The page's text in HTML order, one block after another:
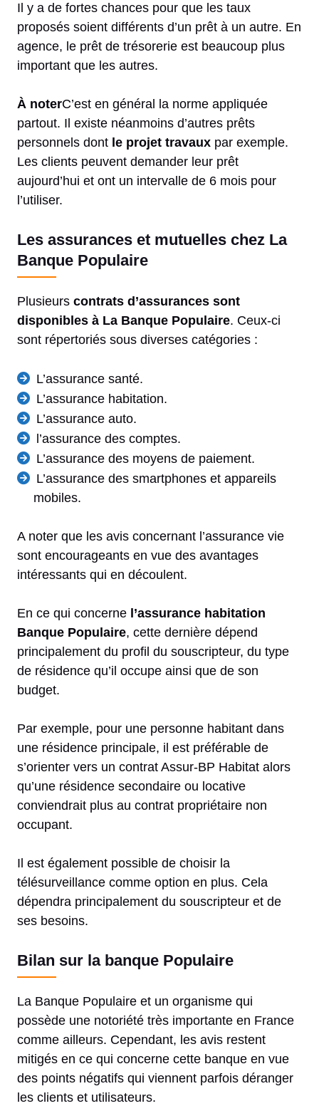
Il y a de fortes chances pour que les taux
proposés soient différents d’un prêt à un autre. En
agence, le prêt de trésorerie est beaucoup plus
important que les autres.
À noterC’est en général la norme appliquée
partout. Il existe néanmoins d’autres prêts
personnels dont le projet travaux par exemple.
Les clients peuvent demander leur prêt
aujourd’hui et ont un intervalle de 6 mois pour
l’utiliser.
Les assurances et mutuelles chez La
Banque Populaire
Plusieurs contrats d’assurances sont
disponibles à La Banque Populaire. Ceux-ci
sont répertoriés sous diverses catégories :
L’assurance santé.
L’assurance habitation.
L’assurance auto.
l’assurance des comptes.
L’assurance des moyens de paiement.
L’assurance des smartphones et appareils
mobiles.
A noter que les avis concernant l’assurance vie
sont encourageants en vue des avantages
intéressants qui en découlent.
En ce qui concerne l’assurance habitation
Banque Populaire, cette dernière dépend
principalement du profil du souscripteur, du type
de résidence qu’il occupe ainsi que de son
budget.
Par exemple, pour une personne habitant dans
une résidence principale, il est préférable de
s’orienter vers un contrat Assur-BP Habitat alors
qu’une résidence secondaire ou locative
conviendrait plus au contrat propriétaire non
occupant.
Il est également possible de choisir la
télésurveillance comme option en plus. Cela
dépendra principalement du souscripteur et de
ses besoins.
Bilan sur la banque Populaire
La Banque Populaire et un organisme qui
possède une notoriété très importante en France
comme ailleurs. Cependant, les avis restent
mitigés en ce qui concerne cette banque en vue
des points négatifs qui viennent parfois déranger
les clients et utilisateurs.